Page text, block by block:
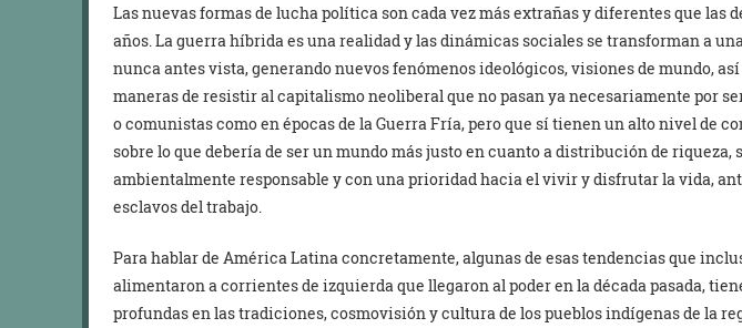
Las nuevas formas de lucha política son cada vez más extrañas y diferentes que las
años. La guerra híbrida es una realidad y las dinámicas sociales se transforman a
nunca antes vista, generando nuevos fenómenos ideológicos, visiones de mundo,
maneras de resistir al capitalismo neoliberal que no pasan ya necesariamente por
o comunistas como en épocas de la Guerra Fría, pero que sí tienen un alto nivel de
sobre lo que debería de ser un mundo más justo en cuanto a distribución de riqueza,
ambientalmente responsable y con una prioridad hacia el vivir y disfrutar la vida,
esclavos del trabajo.
Para hablar de América Latina concretamente, algunas de esas tendencias que
alimentaron a corrientes de izquierda que llegaron al poder en la década pasada,
profundas en las tradiciones, cosmovisión y cultura de los pueblos indígenas de la